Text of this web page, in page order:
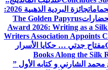
جائزة البردية الذهبية 2026:
The Golden Papyrus
Award 2026: Writing as a
Writers Association Appoints
مفتاح جدتي … حكايا الأسرار
Books Along the Silk
الشارني و كتابه الأول ”